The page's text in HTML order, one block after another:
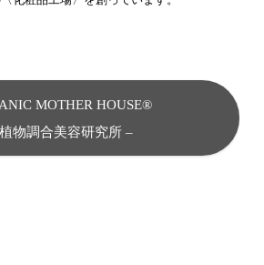
MOTHER HOUSE®︎
物調合美容研究所 –